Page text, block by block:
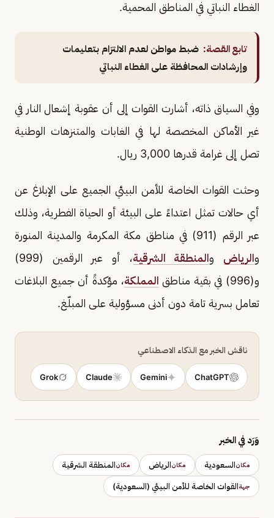
الغطاء النباتي في المناطق المحمية.
تابع القصة: ضبط مواطن لعدم الالتزام بتعليمات
وإرشادات المحافظة على الغطاء النباتي
وفي السياق ذاته، أشارت القوات إلى أن عقوبة إشعال النار في
غير الأماكن المخصصة لها في الغابات والمتنزهات الوطنية
تصل إلى غرامة قدرها 3,000 ريال.
وحثت القوات الخاصة للأمن البيئي الجميع على الإبلاغ عن
أي حالات تمثل اعتداءً على البيئة أو الحياة الفطرية، وذلك
عبر الرقم (911) في مناطق مكة المكرمة والمدينة المنورة
والرياض والمنطقة الشرقية
، أو عبر الرقمين (999)
و(996) في بقية مناطق
المملكة، مؤكدةً أن جميع البلاغات
تعامل بسرية تامة دون أدنى مسؤولية على المبلّغ.
ناقش الخبر مع الذكاء الاصطناعي
ChatGPT
Gemini
Claude
Grok
وَرَد في الخبر
مكانالسعودية مكانالرياض مكانالمنطقة الشرقية
جهةالقوات الخاصة للأمن البيئي (السعودية)